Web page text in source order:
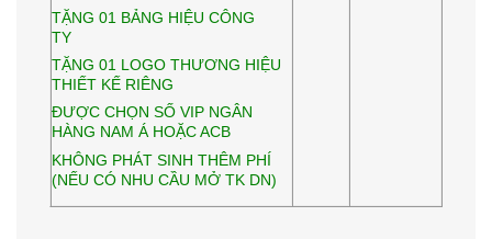
TẶNG 01 BẢNG HIỆU CÔNG
TY
TẶNG 01 LOGO THƯƠNG HIỆU
THIẾT KẾ RIÊNG
ĐƯỢC CHỌN SỐ VIP NGÂN
HÀNG NAM Á HOẶC ACB
KHÔNG PHÁT SINH THÊM PHÍ
(NẾU CÓ NHU CẦU MỞ TK DN)